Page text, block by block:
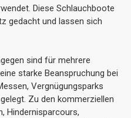
Diese Schlauchboote
gedacht und lassen sich
sind für mehrere
starke Beanspruchung bei
Vergnügungsparks
Zu den kommerziellen
Hindernisparcours,